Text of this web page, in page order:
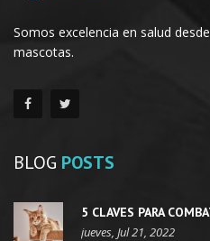
Somos excelencia en salud
mascotas.
BLOG POSTS
5 CLAVES PARA
jueves, Jul 21, 2022